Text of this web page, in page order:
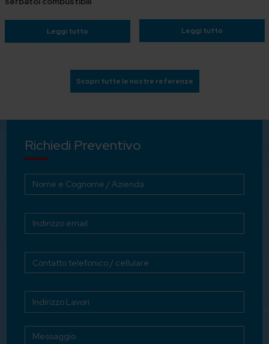
Leggi tutto Leggi tutto
Scopri tutte le nostre referenze
Richiedi Preventivo